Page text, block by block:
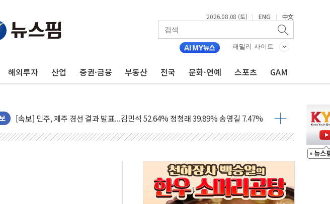
2026.08.08 (토) | ENG | 中文
패밀리 사이트
해외투자 산업 증권·금융 부동산 전국 문화·연예 스포츠 GAM
인천 합동연설회 나선 송영길·정청래·김민석 당대표 후보
김민석, 2주차 제주·인천 경선서 정청래에 승리...47.75% vs 42.08%
[속보] 민주, 제주·인천 경선 결과 발표...김민석 47.75% 정청래 42.08%
[속보] 민주, 인천 경선 결과 발표...김민석 45.09% 정청래 43.27% 송영길 11.63%
이번주 국내 주요 금융일정(8.10~8.14)
美, 이란전 출구전략 만지작…공습 한계·탄약 부족 현실화
폐기물 수거하다 참변…60대 환경미화원 수거차에 치여 사망
서울 중랑구 주택가서 흉기 난동…60대 남성 2명 숨져
李대통령 "결혼 때문에 손해 보는 일 없게"…'결혼 페널티' 22개 과제 손본다